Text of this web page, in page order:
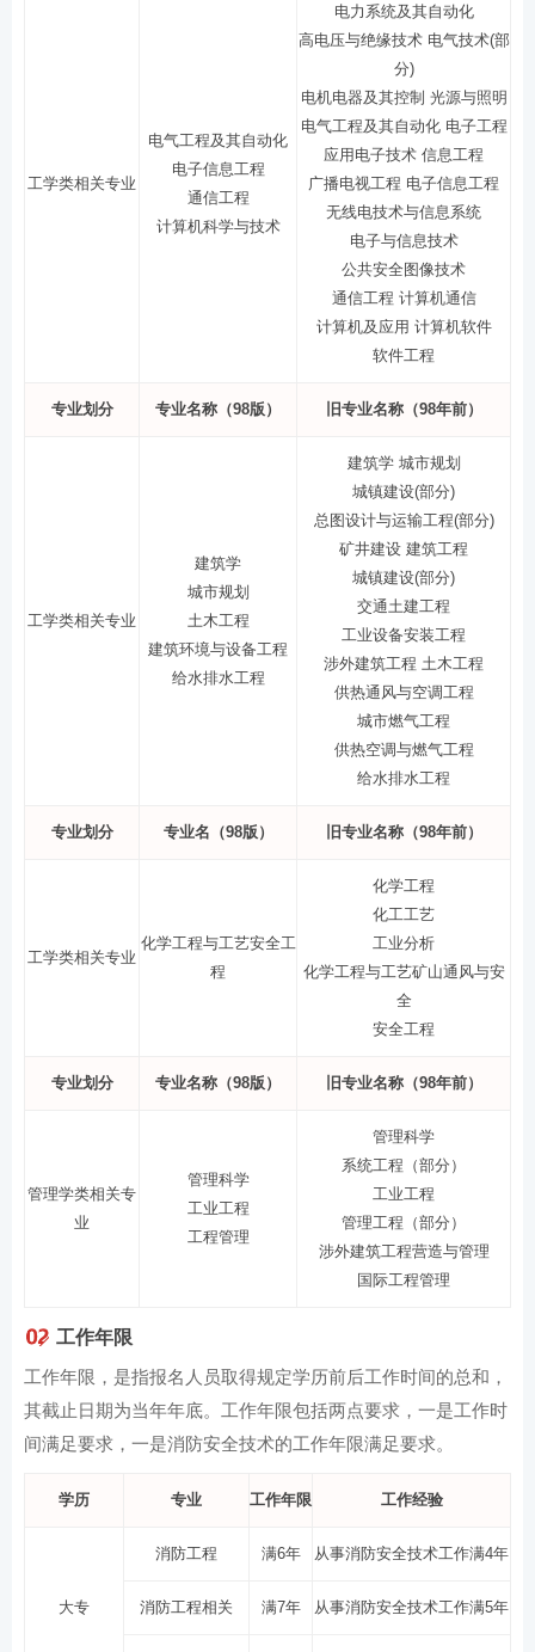
工学类相关专业
电气工程及其自动化
电子信息工程
通信工程
计算机科学与技术
电力系统及其自动化
高电压与绝缘技术 电气技术(部
分)
电机电器及其控制 光源与照明
电气工程及其自动化 电子工程
应用电子技术 信息工程
广播电视工程 电子信息工程
无线电技术与信息系统
电子与信息技术
公共安全图像技术
通信工程 计算机通信
计算机及应用 计算机软件
软件工程
专业划分 专业名称（98版） 旧专业名称（98年前）
工学类相关专业
建筑学
城市规划
土木工程
建筑环境与设备工程
给水排水工程
建筑学 城市规划
城镇建设(部分)
总图设计与运输工程(部分)
矿井建设 建筑工程
城镇建设(部分)
交通土建工程
工业设备安装工程
涉外建筑工程 土木工程
供热通风与空调工程
城市燃气工程
供热空调与燃气工程
给水排水工程
专业划分 专业名（98版） 旧专业名称（98年前）
工学类相关专业
化学工程与工艺安全工
程
化学工程
化工工艺
工业分析
化学工程与工艺矿山通风与安
全
安全工程
专业划分 专业名称（98版） 旧专业名称（98年前）
管理学类相关专
业
管理科学
工业工程
工程管理
管理科学
系统工程（部分）
工业工程
管理工程（部分）
涉外建筑工程营造与管理
国际工程管理
工作年限
工作年限，是指报名人员取得规定学历前后工作时间的总和，
其截止日期为当年年底。工作年限包括两点要求，一是工作时
间满足要求，一是消防安全技术的工作年限满足要求。
学历 专业 工作年限 工作经验
大专
消防工程 满6年 从事消防安全技术工作满4年
消防工程相关 满7年 从事消防安全技术工作满5年